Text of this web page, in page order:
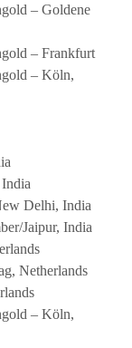
– Goldene
– Frankfurt
– Köln,
Delhi, India
Jaipur, India
Netherlands
– Köln,